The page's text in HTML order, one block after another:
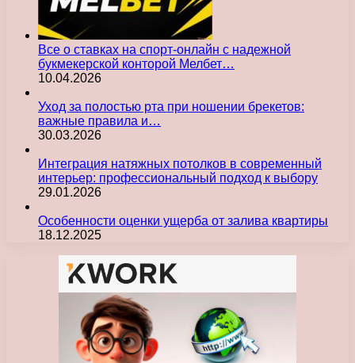
Все о ставках на спорт-онлайн с надежной
букмекерской конторой Мелбет…
10.04.2026
Уход за полостью рта при ношении брекетов:
важные правила и…
30.03.2026
Интеграция натяжных потолков в современный
интерьер: профессиональный подход к выбору
29.01.2026
Особенности оценки ущерба от залива квартиры
18.12.2025